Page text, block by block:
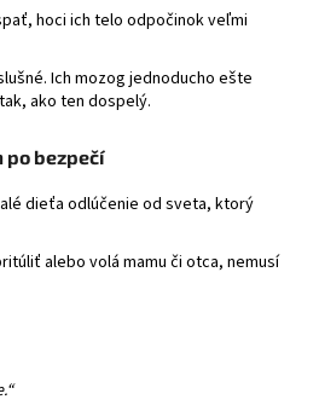
hoci ich telo odpočinok veľmi
Ich mozog jednoducho ešte
ako ten dospelý.
po bezpečí
dieťa odlúčenie od sveta, ktorý
alebo volá mamu či otca, nemusí